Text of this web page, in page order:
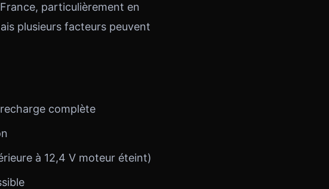
particulièrement en
plusieurs facteurs peuvent
complète
à 12,4 V moteur éteint)